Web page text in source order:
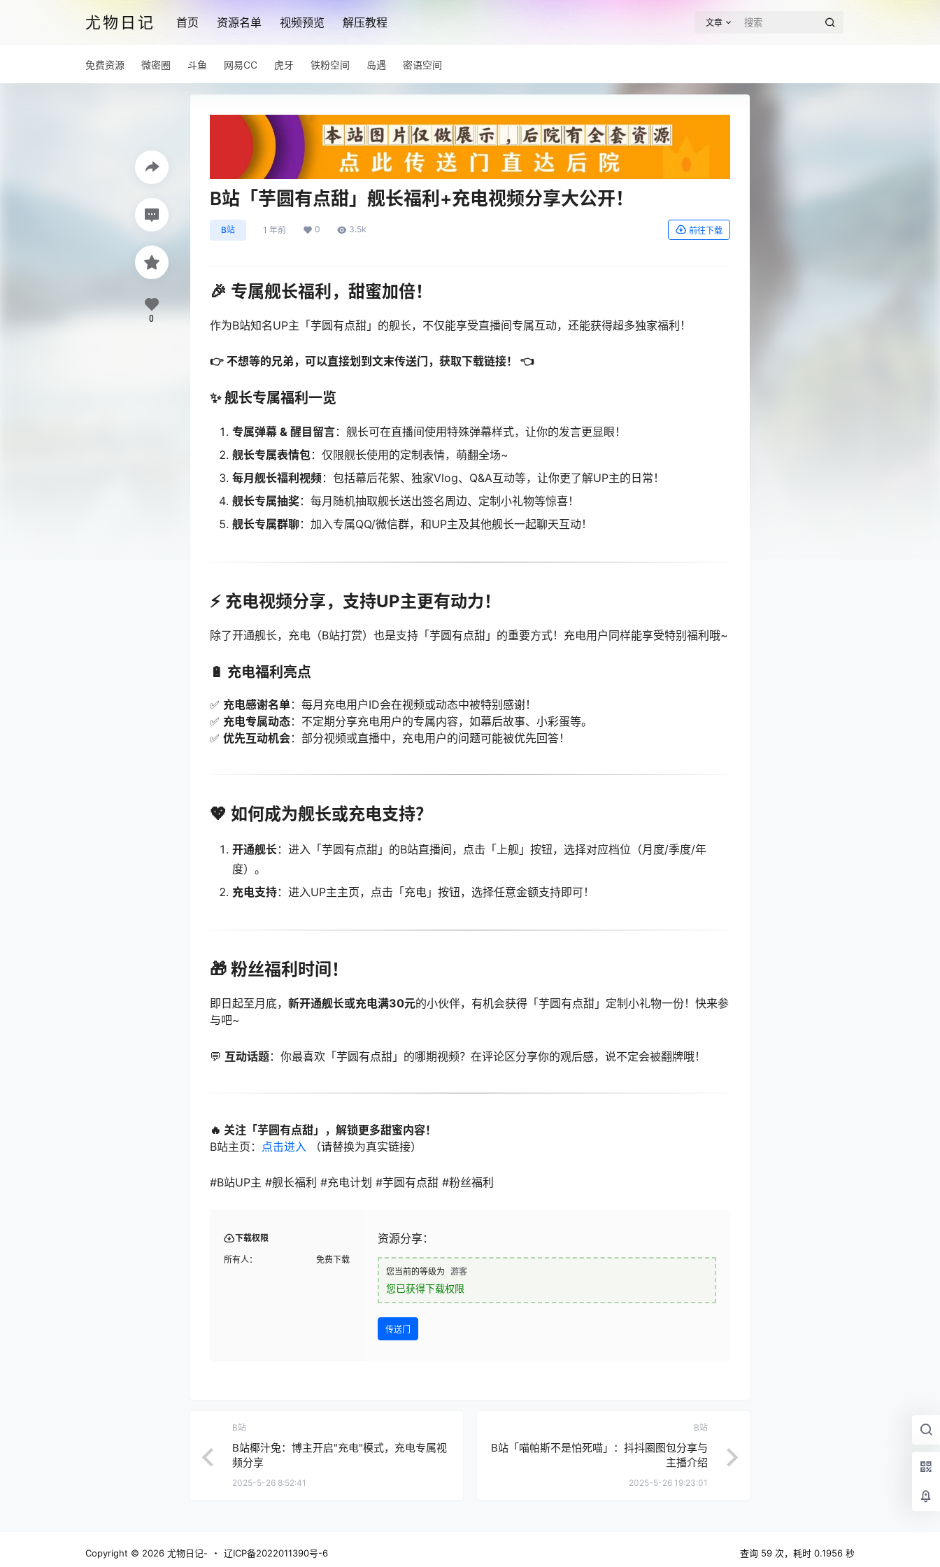
尤物日记 首页 资源名单 视频预览 解压教程 文章
免费资源 微密圈 斗鱼 网易CC 虎牙 铁粉空间 岛遇 密语空间
B站「芋圆有点甜」舰长福利+充电视频分享大公开！
B站 1 年前 0 3.5k 前往下载
🎉 专属舰长福利，甜蜜加倍！
作为B站知名UP主「芋圆有点甜」的舰长，不仅能享受直播间专属互动，还能获得超多独家福利！
👉 不想等的兄弟，可以直接划到文末传送门，获取下载链接！ 👈
✨ 舰长专属福利一览
专属弹幕 & 醒目留言：舰长可在直播间使用特殊弹幕样式，让你的发言更显眼！
舰长专属表情包：仅限舰长使用的定制表情，萌翻全场~
每月舰长福利视频：包括幕后花絮、独家Vlog、Q&A互动等，让你更了解UP主的日常！
舰长专属抽奖：每月随机抽取舰长送出签名周边、定制小礼物等惊喜！
舰长专属群聊 ：加入专属QQ/微信群，和UP主及其他舰长一起聊天互动！
⚡ 充电视频分享，支持UP主更有动力！
除了开通舰长，充电（B站打赏）也是支持「芋圆有点甜」的重要方式！充电用户同样能享受特别福利哦~
🔋 充电福利亮点
✅ 充电感谢名单：每月充电用户ID会在视频或动态中被特别感谢！
✅ 充电专属动态：不定期分享充电用户的专属内容，如幕后故事、小彩蛋等。
✅ 优先互动机会：部分视频或直播中，充电用户的问题可能被优先回答！
💖 如何成为舰长或充电支持？
开通舰长：进入「芋圆有点甜」的B站直播间，点击「上舰」按钮，选择对应档位（月度/季度/年
度）。
充电支持：进入UP主主页，点击「充电」按钮，选择任意金额支持即可！
🎁 粉丝福利时间！
即日起至月底， 新开通舰长或充电满30元的小伙伴，有机会获得「芋圆有点甜」定制小礼物一份！快来参
与吧~
💬 互动话题：你最喜欢「芋圆有点甜」的哪期视频？在评论区分享你的观后感，说不定会被翻牌哦！
🔥 关注「芋圆有点甜」，解锁更多甜蜜内容！
B站主页： 点击进入 （请替换为真实链接）
#B站UP主 #舰长福利 #充电计划 #芋圆有点甜 #粉丝福利
下载权限
所有人： 免费下载
资源分享：
您当前的等级为 游客
您已获得下载权限
传送门
0
B站
B站椰汁兔：博主开启"充电"模式，充电专属视
频分享
2025-5-26 8:52:41
B站
B站「喵帕斯不是怕死喵」：抖抖圈图包分享与
主播介绍
2025-5-26 19:23:01
Copyright © 2026 尤物日记- ・ 辽ICP备2022011390号-6 查询 59 次，耗时 0.1956 秒